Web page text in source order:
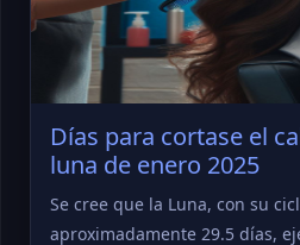
Días para cortase el
luna de enero 2025
Se cree que la Luna, con su
aproximadamente 29.5 días,